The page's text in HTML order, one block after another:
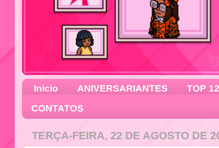
Inicio ANIVERSARIANTES
TOP 12
CONTATOS
TERÇA-FEIRA, 22 DE AGOSTO DE